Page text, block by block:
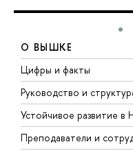
О ВЫШКЕ
Цифры и факты
Руководство и
Устойчивое развитие
Преподаватели и